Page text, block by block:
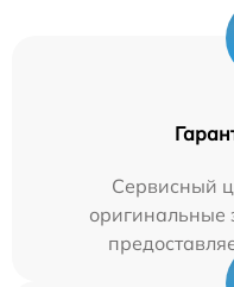
Сервисный
оригинальные